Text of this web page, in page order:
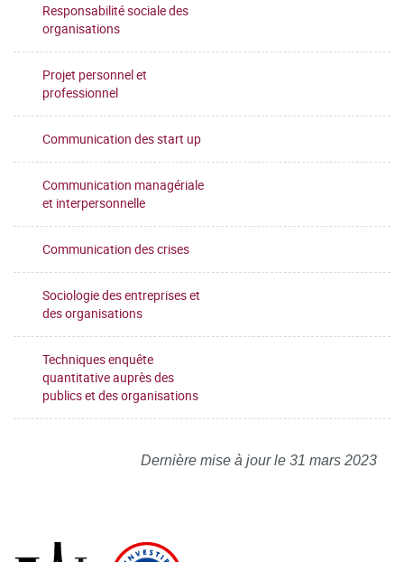
Responsabilité sociale des
organisations
Projet personnel et
professionnel
Communication des start up
Communication managériale
et interpersonnelle
Communication des crises
Sociologie des entreprises et
des organisations
Techniques enquête
quantitative auprès des
publics et des organisations
Dernière mise à jour le 31 mars 2023